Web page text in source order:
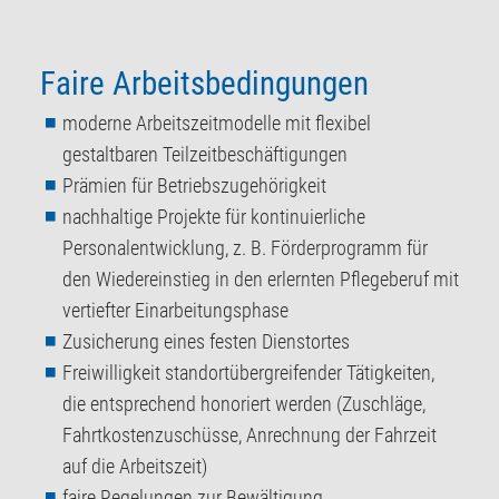
Faire Arbeitsbedingungen
moderne Arbeitszeitmodelle mit flexibel
gestaltbaren Teilzeitbeschäftigungen
Prämien für Betriebszugehörigkeit
nachhaltige Projekte für kontinuierliche
Personalentwicklung, z. B. Förderprogramm für
den Wiedereinstieg in den erlernten Pflegeberuf mit
vertiefter Einarbeitungsphase
Zusicherung eines festen Dienstortes
Freiwilligkeit standortübergreifender Tätigkeiten,
die entsprechend honoriert werden (Zuschläge,
Fahrtkostenzuschüsse, Anrechnung der Fahrzeit
auf die Arbeitszeit)